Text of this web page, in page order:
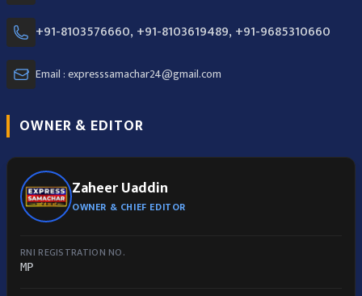
+91-8103576660, +91-8103619489, +91-9685310660
Email : expresssamachar24@gmail.com
OWNER & EDITOR
Zaheer Uaddin
OWNER & CHIEF EDITOR
RNI REGISTRATION NO.
MP